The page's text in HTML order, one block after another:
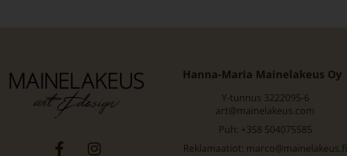
Hanna-Maria Mainelakeus Oy
Y-tunnus 3222095-6
art@mainelakeus.com
Puh: +358 504075585
Reklamaatiot: marco@mainelakeus.fi